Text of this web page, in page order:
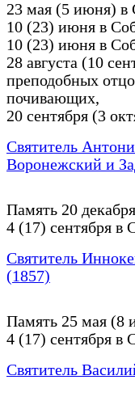
23 мая (5 июня) в
10 (23) июня в
10 (23) июня в
28 августа (10
преподобных
почивающих,
20 сентября (3
Святитель
Воронежский и
Память 20
4 (17) сентября в
Святитель
(1857)
Память 25 мая (8
4 (17) сентября в
Святитель